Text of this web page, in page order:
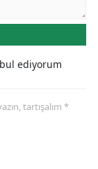
ediyorum
tartışalım *